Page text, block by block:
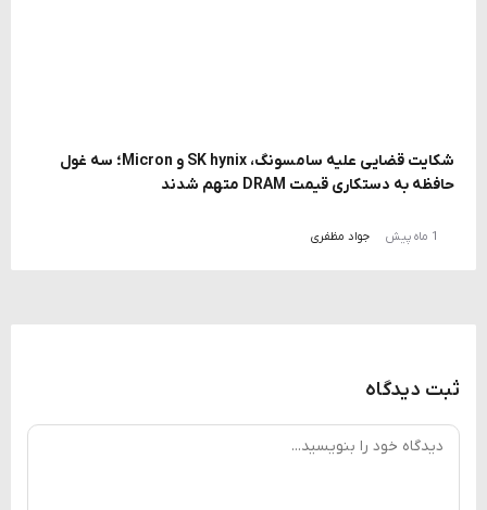
شکایت قضایی علیه سامسونگ، SK hynix و Micron؛ سه غول
حافظه به دستکاری قیمت DRAM متهم شدند
1 ماه پیش جواد مظفری
ثبت دیدگاه